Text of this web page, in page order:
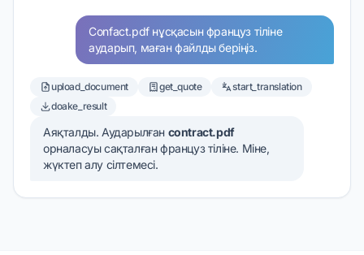
Confact.pdf нұсқасын француз тіліне
аударып, маған файлды беріңіз.
upload_document get_quote
start_translation
doake_result
Аяқталды. Аударылған contract.pdf
орналасуы сақталған француз тіліне. Міне,
жүктеп алу сілтемесі.